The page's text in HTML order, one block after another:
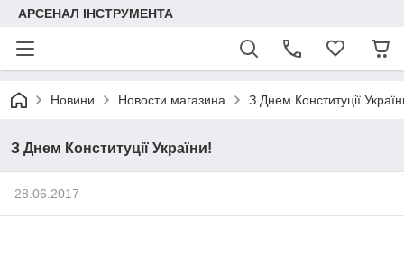
АРСЕНАЛ ІНСТРУМЕНТА
Новини Новости магазина З Днем Конституції
З Днем Конституції України!
28.06.2017